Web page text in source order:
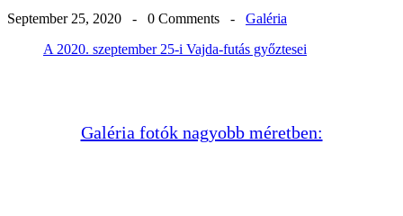
September 25, 2020 - 0 Comments - Galéria
A 2020. szeptember 25-i Vajda-futás győztesei
Galéria fotók nagyobb méretben: